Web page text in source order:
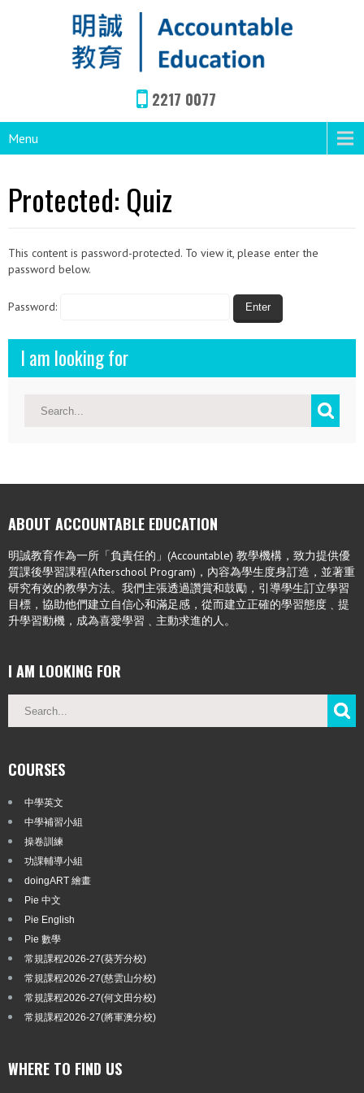
2217 0077
Menu
Protected: Quiz
This content is password-protected. To view it, please enter the
password below.
Password:
I am looking for
ABOUT ACCOUNTABLE EDUCATION
明誠教育作為一所「負責任的」(Accountable) 教學機構，致力提供優
質課後學習課程(Afterschool Program)，內容為學生度身訂造，並著重
研究有效的教學方法。我們主張透過讚賞和鼓勵，引導學生訂立學習
目標，協助他們建立自信心和滿足感，從而建立正確的學習態度﹑提
升學習動機，成為喜愛學習﹑主動求進的人。
I AM LOOKING FOR
COURSES
中學英文
中學補習小組
操卷訓練
功課輔導小組
doingART 繪畫
Pie 中文
Pie English
Pie 數學
常規課程2026-27(葵芳分校)
常規課程2026-27(慈雲山分校)
常規課程2026-27(何文田分校)
常規課程2026-27(將軍澳分校)
WHERE TO FIND US